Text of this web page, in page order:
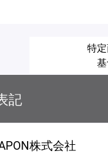
生
特
記
株式会社